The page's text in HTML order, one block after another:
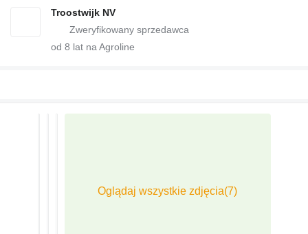
Troostwijk NV
od 8 lat na Agroline